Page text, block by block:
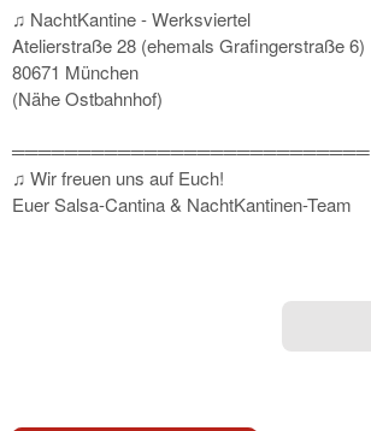
♫ NachtKantine - Werksviertel
Atelierstraße 28 (ehemals Grafingerstraße 6)
80671 München
(Nähe Ostbahnhof)
═══════════════════════════
♫ Wir freuen uns auf Euch!
Euer Salsa-Cantina & NachtKantinen-Team